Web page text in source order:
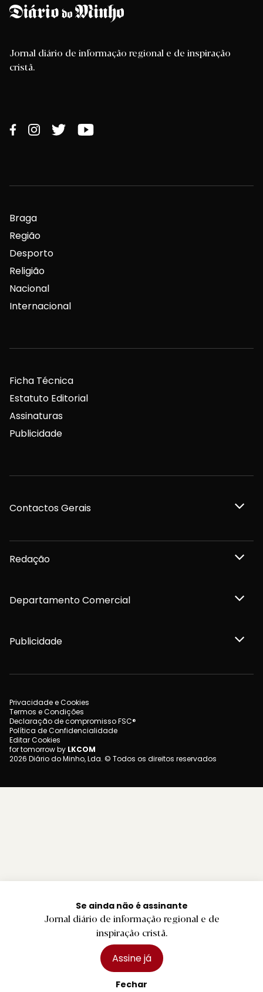
Se ainda não é assinante
Jornal diário de informação regional e de
inspiração cristã.
Assine já
Fechar
Jornal diário de informação regional e de inspiração
cristã.
Braga
Região
Desporto
Religião
Nacional
Internacional
Ficha Técnica
Estatuto Editorial
Assinaturas
Publicidade
Contactos Gerais
Redação
Departamento Comercial
Publicidade
Privacidade e Cookies
Termos e Condições
Declaração de compromisso FSC®
Política de Confidencialidade
Editar Cookies
for tomorrow by LKCOM
2026 Diário do Minho, Lda. © Todos os direitos reservados